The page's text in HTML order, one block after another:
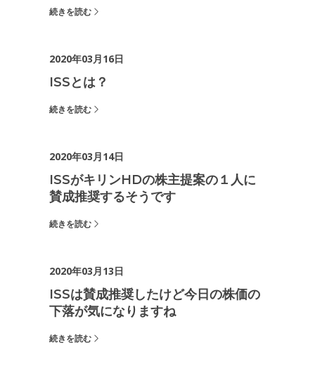
続きを読む
2020年03月16日
ISSとは？
続きを読む
2020年03月14日
ISSがキリンHDの株主提案の１人に
賛成推奨するそうです
続きを読む
2020年03月13日
ISSは賛成推奨したけど今日の株価の
下落が気になりますね
続きを読む